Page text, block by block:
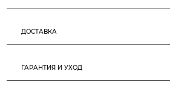
ДОСТАВКА
ГАРАНТИЯ И УХОД